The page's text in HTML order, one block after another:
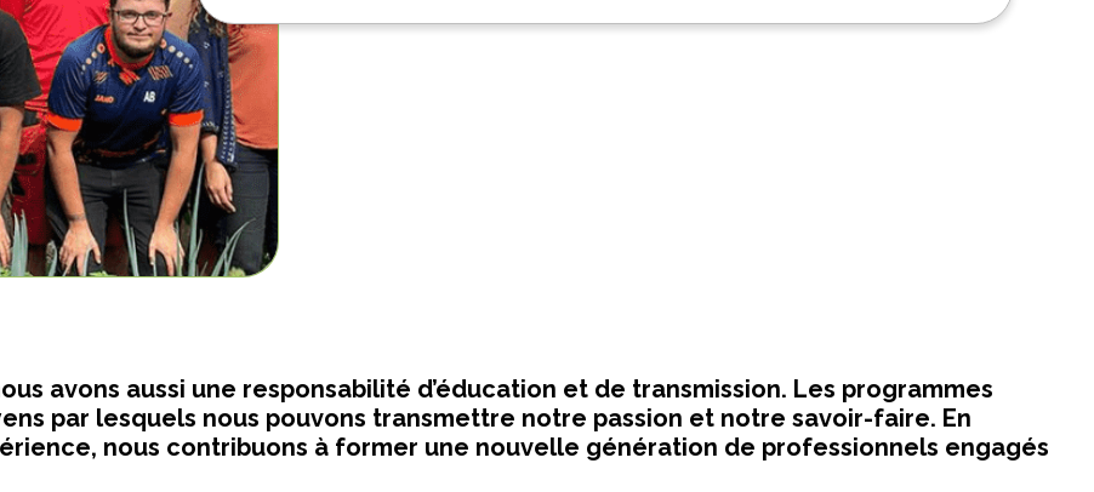
avons aussi une responsabilité d’éducation et de transmission. Les programmes
par lesquels nous pouvons transmettre notre passion et notre savoir-faire. En
nous contribuons à former une nouvelle génération de professionnels engagés